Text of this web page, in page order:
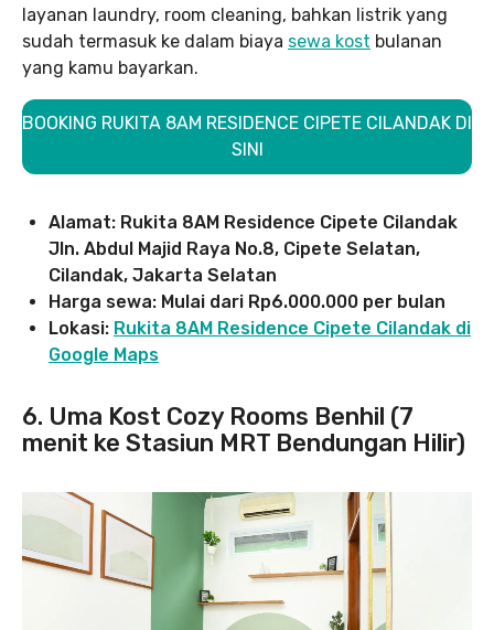
layanan laundry, room cleaning, bahkan listrik yang
sudah termasuk ke dalam biaya sewa kost bulanan
yang kamu bayarkan.
BOOKING RUKITA 8AM RESIDENCE CIPETE CILANDAK DI
SINI
Alamat: Rukita 8AM Residence Cipete Cilandak
Jln. Abdul Majid Raya No.8, Cipete Selatan,
Cilandak, Jakarta Selatan
Harga sewa: Mulai dari Rp6.000.000 per bulan
Lokasi: Rukita 8AM Residence Cipete Cilandak di
Google Maps
6. Uma Kost Cozy Rooms Benhil (7
menit ke Stasiun MRT Bendungan Hilir)